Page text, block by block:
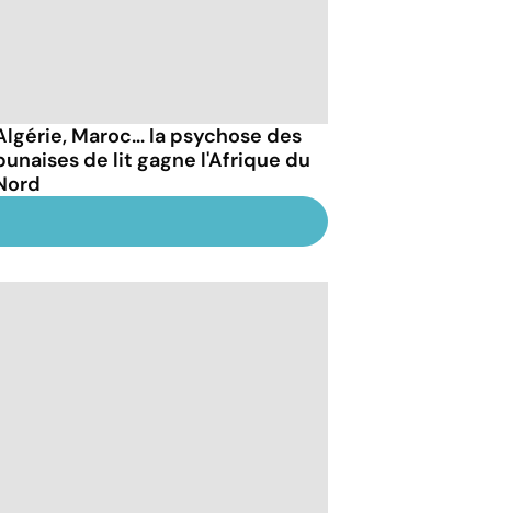
Maroc... la psychose des
de lit gagne l'Afrique du